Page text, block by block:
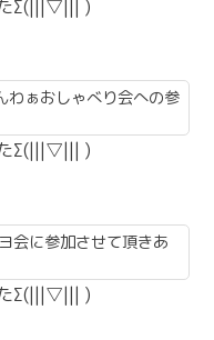
Σ(|||▽||| )
わぁおしゃべり会への参
Σ(|||▽||| )
会に参加させて頂きあ
Σ(|||▽||| )